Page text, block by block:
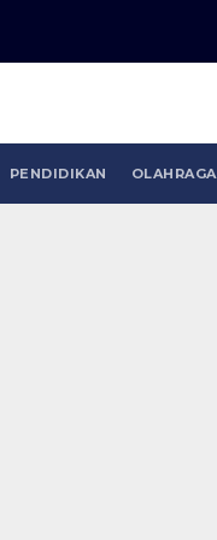
PENDIDIKAN OLAHRAGA